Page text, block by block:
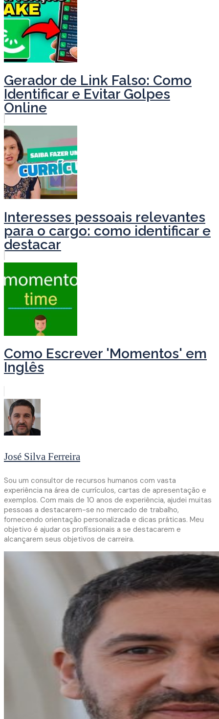
Gerador de Link Falso: Como
Identificar e Evitar Golpes
Online
Interesses pessoais relevantes
para o cargo: como identificar e
destacar
Como Escrever 'Momentos' em
Inglês
José Silva Ferreira
Sou um consultor de recursos humanos com vasta
experiência na área de currículos, cartas de apresentação e
exemplos. Com mais de 10 anos de experiência, ajudei muitas
pessoas a destacarem-se no mercado de trabalho,
fornecendo orientação personalizada e dicas práticas. Meu
objetivo é ajudar os profissionais a se destacarem e
alcançarem seus objetivos de carreira.